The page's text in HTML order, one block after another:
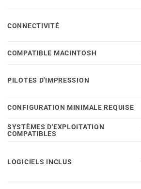
CONNECTIVITÉ
COMPATIBLE MACINTOSH
PILOTES D'IMPRESSION
CONFIGURATION MINIMALE REQUISE
SYSTÈMES D'EXPLOITATION
COMPATIBLES
LOGICIELS INCLUS